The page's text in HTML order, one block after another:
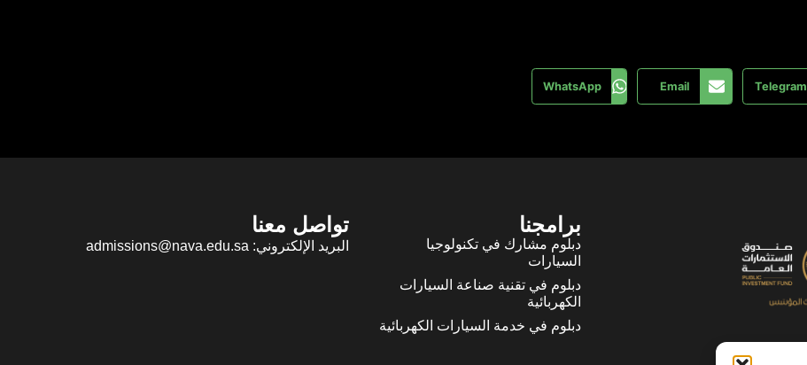
Telegram
Email
WhatsApp
برامجنا
دبلوم مشارك في تكنولوجيا
السيارات
دبلوم في تقنية صناعة السيارات
الكهربائية
دبلوم في خدمة السيارات الكهربائية
تواصل معنا
البريد الإلكتروني: admissions@nava.edu.sa